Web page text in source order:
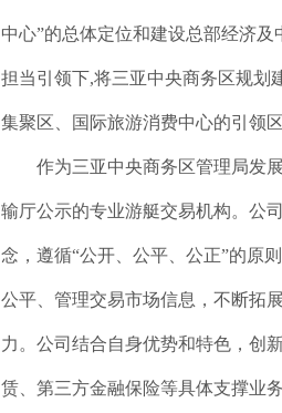
中心”的总体定位和建设总部经济
担当引领下,将三亚中央商务区规划
集聚区、国际旅游消费中心的引领区
作为三亚中央商务区管理局发
输厅公示的专业游艇交易机构。公
念，遵循“公开、公平、公正”的原
公平、管理交易市场信息，不断拓
力。公司结合自身优势和特色，创
赁、第三方金融保险等具体支撑业